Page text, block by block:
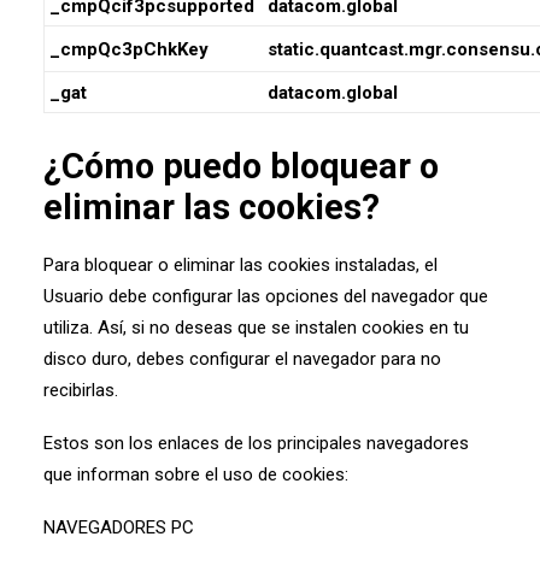
_cmpQcif3pcsupported
datacom.global
_cmpQc3pChkKey
_gat
datacom.global
¿Cómo puedo bloquear o
eliminar las cookies?
Para bloquear o eliminar las cookies instaladas, el
Usuario debe configurar las opciones del navegador que
utiliza. Así, si no deseas que se instalen cookies en tu
disco duro, debes configurar el navegador para no
recibirlas.
Estos son los enlaces de los principales navegadores
que informan sobre el uso de cookies:
NAVEGADORES PC